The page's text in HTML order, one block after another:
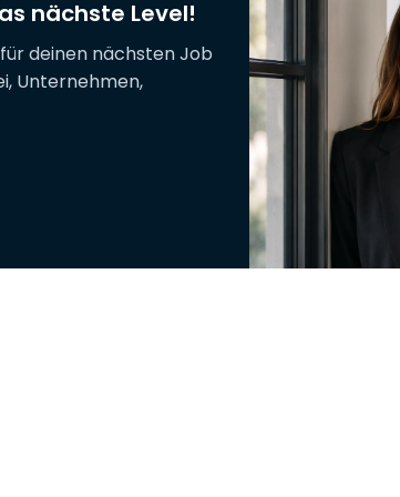
nächste Level!
deinen nächsten Job
Unternehmen,